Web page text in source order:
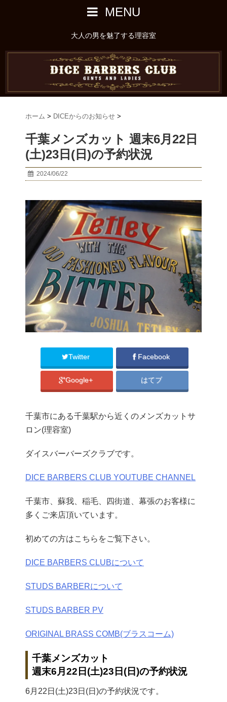
MENU
大人の男を魅了する理容室
ホーム > DICEからのお知らせ >
千葉メンズカット 週末6月22日
(土)23日(日)の予約状況
2024/06/22
Twitter Facebook
Google+ はてブ
千葉市にある千葉駅から近くのメンズカットサ
ロン(理容室)
ダイスバーバーズクラブです。
DICE BARBERS CLUB YOUTUBE CHANNEL
千葉市、蘇我、稲毛、四街道、幕張のお客様に
多くご来店頂いています。
初めての方はこちらをご覧下さい。
DICE BARBERS CLUBについて
STUDS BARBERについて
STUDS BARBER PV
ORIGINAL BRASS COMB(ブラスコーム)
千葉メンズカット
週末6月22日(土)23日(日)の予約状況
6月22日(土)23日(日)の予約状況です。